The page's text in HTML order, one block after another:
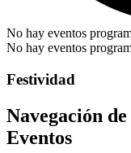
No hay eventos
No hay eventos
Festividad
Navegación
Eventos